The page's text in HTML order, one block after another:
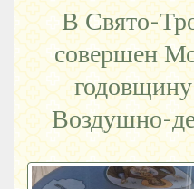
В Свято-
совершен
Воздушно-